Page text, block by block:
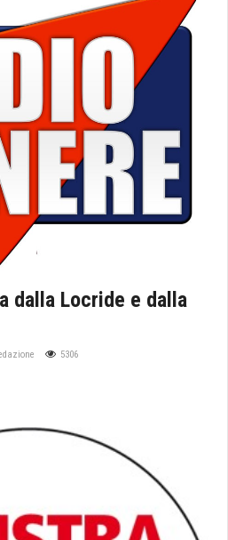
dalla Locride e dalla
5306